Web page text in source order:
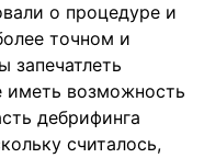
о процедуре и
точном и
запечатлеть
иметь возможность
дебрифинга
считалось,